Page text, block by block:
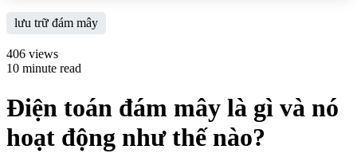
lưu trữ đám mây
406 views
10 minute read
Điện toán đám mây là gì và nó
hoạt động như thế nào?